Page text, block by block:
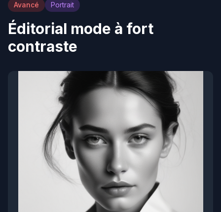
Avancé Portrait
Éditorial mode à fort
contraste